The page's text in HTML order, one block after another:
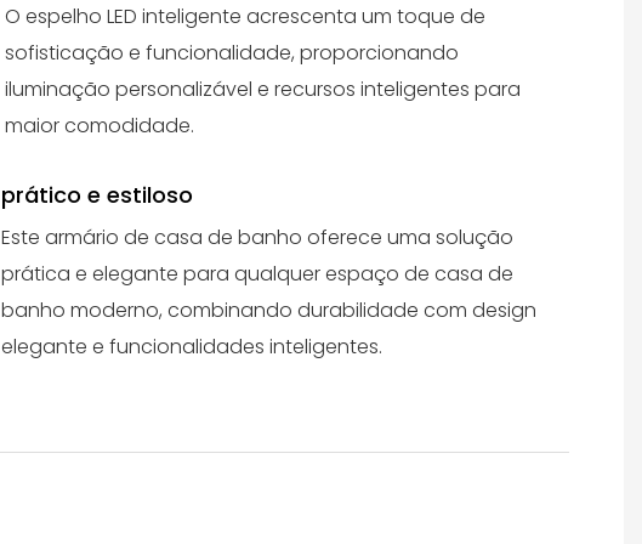
O espelho LED inteligente acrescenta um toque de
sofisticação e funcionalidade, proporcionando
iluminação personalizável e recursos inteligentes para
maior comodidade.
prático e estiloso
Este armário de casa de banho oferece uma solução
prática e elegante para qualquer espaço de casa de
banho moderno, combinando durabilidade com design
elegante e funcionalidades inteligentes.